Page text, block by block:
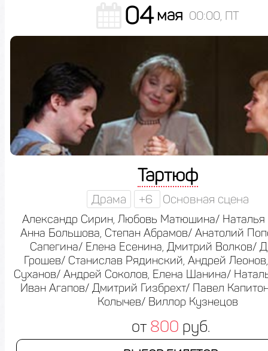
04 мая 00:00, ПТ
Тартюф
Драма +6 Основная сцена
Александр Сирин, Любовь Матюшина/ Наталья
Анна Большова, Степан Абрамов/ Анатолий
Сапегина/ Елена Есенина, Дмитрий Волков/
Грошев/ Станислав Рядинский, Андрей
Суханов/ Андрей Соколов, Елена Шанина/
Иван Агапов/ Дмитрий Гизбрехт/ Павел
Колычев/ Виллор Кузнецов
от 800 руб.